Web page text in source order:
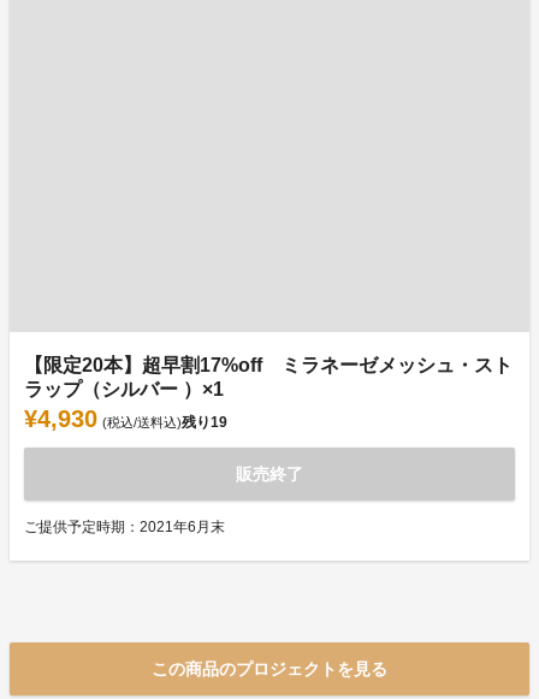
【限定20本】超早割17%off ミラネーゼメッシュ・スト
ラップ（シルバー ）×1
¥4,930 (税込/送料込)残り19
販売終了
ご提供予定時期：2021年6月末
この商品のプロジェクトを見る